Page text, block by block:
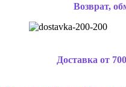
Возврат,
Доставка от